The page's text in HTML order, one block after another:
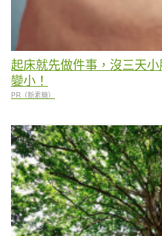
起床就先做件事，沒三天
變小！
PR（新素簡）